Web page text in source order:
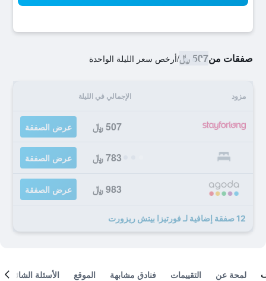
صفقات من507 ﷼ /أرخص سعر الليلة الواحدة
مزود الإجمالي في الليلة
507 ﷼ عرض الصفقة
783 ﷼ عرض الصفقة
983 ﷼ عرض الصفقة
12 صفقة إضافية لـ فورتيزا بيتش ريزورت
لمحة عن التقييمات فنادق مشابهة الموقع الأسئلة الشائعة